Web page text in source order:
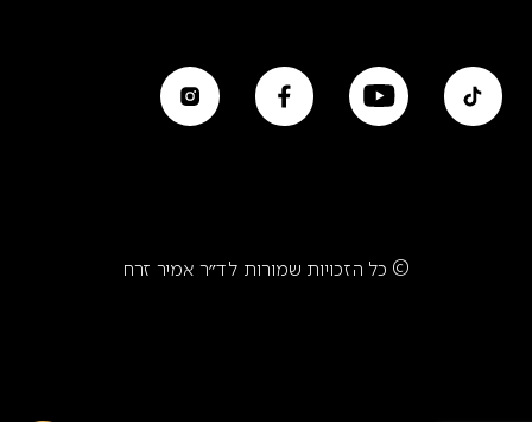
© כל הזכויות שמורות לד״ר אמיר זרח